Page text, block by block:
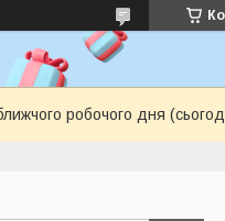
робочого дня